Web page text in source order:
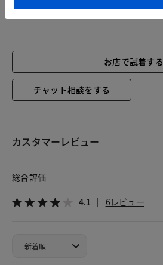
お店で試着する
チャット相談をする
カスタマーレビュー
総合評価
4.1 6レビュー